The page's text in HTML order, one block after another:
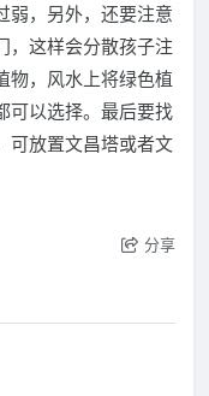
弱，另外，还要注意
，这样会分散孩子注
物，风水上将绿色植
可以选择。最后要找
可放置文昌塔或者文
分享